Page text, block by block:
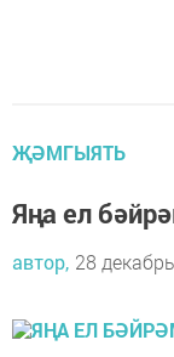
ҖӘМГЫЯТЬ
Яңа ел
автор, 28